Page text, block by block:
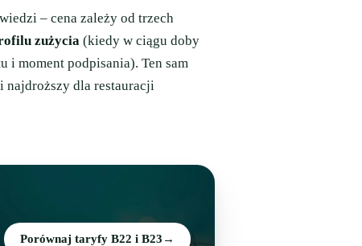
– cena zależy od trzech
zużycia (kiedy w ciągu doby
i moment podpisania). Ten sam
najdroższy dla restauracji
Porównaj taryfy B22 i B23 →